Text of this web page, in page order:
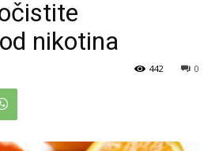
nikotina
0
442